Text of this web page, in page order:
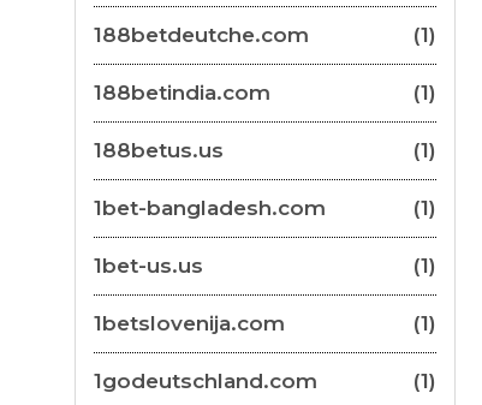
188betdeutche.com (1)
188betindia.com (1)
188betus.us (1)
1bet-bangladesh.com (1)
1bet-us.us (1)
1betslovenija.com (1)
1godeutschland.com (1)